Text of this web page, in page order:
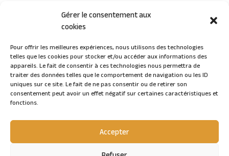
Gérer le consentement aux
cookies
Pour offrir les meilleures expériences, nous utilisons des technologies
telles que les cookies pour stocker et/ou accéder aux informations des
appareils. Le fait de consentir à ces technologies nous permettra de
traiter des données telles que le comportement de navigation ou les ID
uniques sur ce site. Le fait de ne pas consentir ou de retirer son
consentement peut avoir un effet négatif sur certaines caractéristiques et
fonctions.
Accepter
Connexion